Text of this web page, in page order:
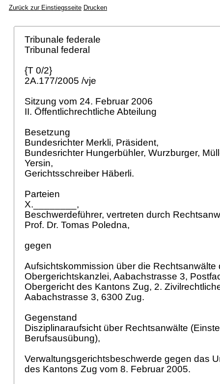
Zurück zur Einstiegsseite Drucken
Tribunale federale
Tribunal federal
{T 0/2}
2A.177/2005 /vje
Sitzung vom 24. Februar 2006
II. Öffentlichrechtliche Abteilung
Besetzung
Bundesrichter Merkli, Präsident,
Bundesrichter Hungerbühler, Wurzburger,
Yersin,
Gerichtsschreiber Häberli.
Parteien
X.________,
Beschwerdeführer, vertreten durch
Prof. Dr. Tomas Poledna,
gegen
Aufsichtskommission über die Rechtsanwälte
Obergerichtskanzlei, Aabachstrasse 3,
Obergericht des Kantons Zug, 2.
Aabachstrasse 3, 6300 Zug.
Gegenstand
Disziplinaraufsicht über Rechtsanwälte
Berufsausübung),
Verwaltungsgerichtsbeschwerde gegen das
des Kantons Zug vom 8. Februar 2005.